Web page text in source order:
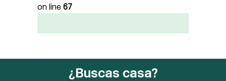
on line 67
¿Buscas casa?